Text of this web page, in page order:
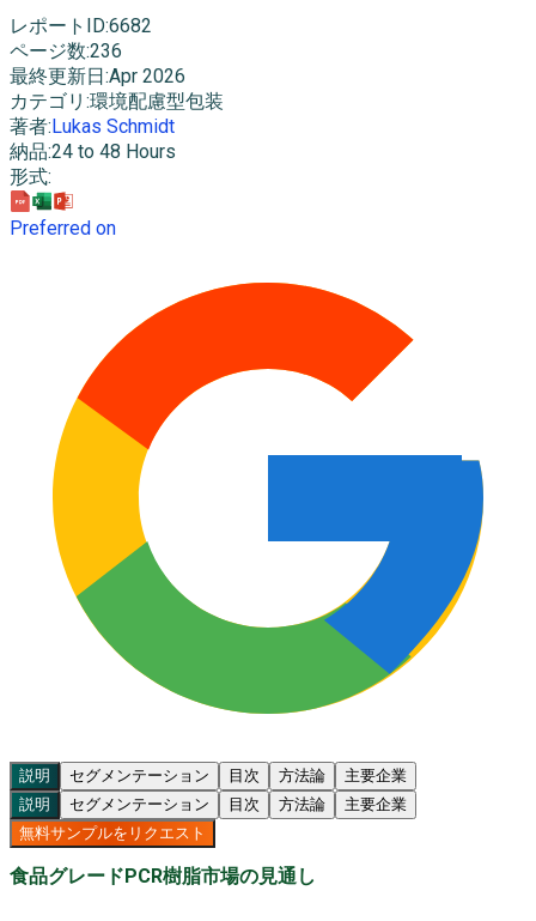
レポートID:6682
ページ数:236
最終更新日 :Apr 2026
カテゴリ :環境配慮型包装
著者: Lukas Schmidt
納品:24 to 48 Hours
形式:
Preferred on
説明 セグメンテーション 目次 方法論
主要企業
説明
セグメンテーション 目次 方法論
主要企業
無料サンプルをリクエスト
食品グレードPCR樹脂市場の見通し